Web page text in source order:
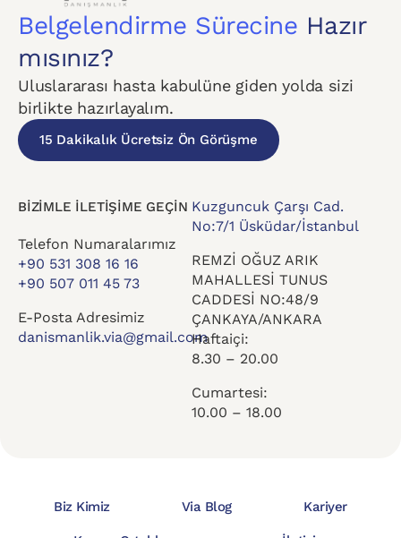
Belgelendirme Sürecine Hazır
mısınız?
Uluslararası hasta kabulüne giden yolda sizi
birlikte hazırlayalım.
15 Dakikalık Ücretsiz Ön Görüşme
BİZİMLE İLETİŞİME GEÇİN
Telefon Numaralarımız
+90 531 308 16 16
+90 507 011 45 73
E-Posta Adresimiz
danismanlik.via@gmail.com
Kuzguncuk Çarşı Cad.
No:7/1 Üsküdar/İstanbul
REMZİ OĞUZ ARIK
MAHALLESİ TUNUS
CADDESİ NO:48/9
ÇANKAYA/ANKARA
Cumartesi:
10.00 – 18.00
Haftaiçi:
8.30 – 20.00
Biz Kimiz Via Blog Kariyer